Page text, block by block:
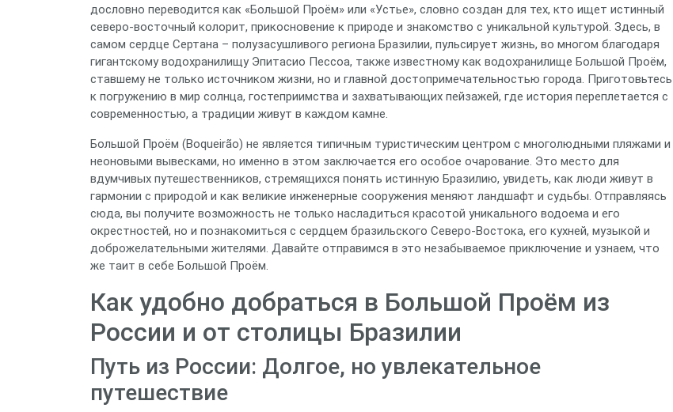
дословно переводится как «Большой Проём» или «Устье», словно создан для тех, кто ищет истинный
северо-восточный колорит, прикосновение к природе и знакомство с уникальной культурой. Здесь, в
самом сердце Сертана – полузасушливого региона Бразилии, пульсирует жизнь, во многом благодаря
гигантскому водохранилищу Эпитасио Пессоа, также известному как водохранилище Большой Проём,
ставшему не только источником жизни, но и главной достопримечательностью города. Приготовьтесь
к погружению в мир солнца, гостеприимства и захватывающих пейзажей, где история переплетается с
современностью, а традиции живут в каждом камне.
Большой Проём (Boqueirão) не является типичным туристическим центром с многолюдными пляжами и
неоновыми вывесками, но именно в этом заключается его особое очарование. Это место для
вдумчивых путешественников, стремящихся понять истинную Бразилию, увидеть, как люди живут в
гармонии с природой и как великие инженерные сооружения меняют ландшафт и судьбы. Отправляясь
сюда, вы получите возможность не только насладиться красотой уникального водоема и его
окрестностей, но и познакомиться с сердцем бразильского Северо-Востока, его кухней, музыкой и
доброжелательными жителями. Давайте отправимся в это незабываемое приключение и узнаем, что
же таит в себе Большой Проём.
Как удобно добраться в Большой Проём из
России и от столицы Бразилии
Путь из России: Долгое, но увлекательное
путешествие